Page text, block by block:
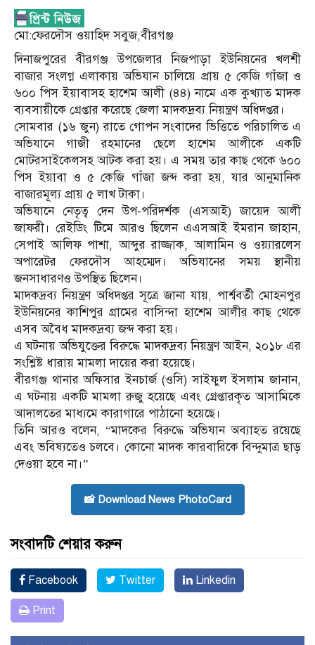
মো:ফেরদৌস ওয়াহিদ সবুজ,বীরগঞ্জ
দিনাজপুরের বীরগঞ্জ উপজেলার নিজপাড়া ইউনিয়নের খলশী
বাজার সংলগ্ন এলাকায় অভিযান চালিয়ে প্রায় ৫ কেজি গাঁজা ও
৬০০ পিস ইয়াবাসহ হাশেম আলী (৪৪) নামে এক কুখ্যাত মাদক
ব্যবসায়ীকে গ্রেপ্তার করেছে জেলা মাদকদ্রব্য নিয়ন্ত্রণ অধিদপ্তর।
সোমবার (১৬ জুন) রাতে গোপন সংবাদের ভিত্তিতে পরিচালিত এ
অভিযানে গাজী রহমানের ছেলে হাশেম আলীকে একটি
মোটরসাইকেলসহ আটক করা হয়। এ সময় তার কাছ থেকে ৬০০
পিস ইয়াবা ও ৫ কেজি গাঁজা জব্দ করা হয়, যার আনুমানিক
বাজারমূল্য প্রায় ৫ লাখ টাকা।
অভিযানে নেতৃত্ব দেন উপ-পরিদর্শক (এসআই) জায়েদ আলী
জাফরী। রেইডিং টিমে আরও ছিলেন এএসআই ইমরান জাহান,
সেপাই আলিফ পাশা, আব্দুর রাজ্জাক, আলামিন ও ওয়্যারলেস
অপারেটর ফেরদৌস আহম্মেদ। অভিযানের সময় স্থানীয়
জনসাধারণও উপস্থিত ছিলেন।
মাদকদ্রব্য নিয়ন্ত্রণ অধিদপ্তর সূত্রে জানা যায়, পার্শ্ববর্তী মোহনপুর
ইউনিয়নের কাশিপুর গ্রামের বাসিন্দা হাশেম আলীর কাছ থেকে
এসব অবৈধ মাদকদ্রব্য জব্দ করা হয়।
এ ঘটনায় অভিযুক্তের বিরুদ্ধে মাদকদ্রব্য নিয়ন্ত্রণ আইন, ২০১৮ এর
সংশ্লিষ্ট ধারায় মামলা দায়ের করা হয়েছে।
বীরগঞ্জ থানার অফিসার ইনচার্জ (ওসি) সাইফুল ইসলাম জানান,
এ ঘটনায় একটি মামলা রুজু হয়েছে এবং গ্রেপ্তারকৃত আসামিকে
আদালতের মাধ্যমে কারাগারে পাঠানো হয়েছে।
তিনি আরও বলেন, “মাদকের বিরুদ্ধে অভিযান অব্যাহত রয়েছে
এবং ভবিষ্যতেও চলবে। কোনো মাদক কারবারিকে বিন্দুমাত্র ছাড়
দেওয়া হবে না।”
📸 Download News PhotoCard
সংবাদটি শেয়ার করুন
Facebook Twitter Linkedin
Print